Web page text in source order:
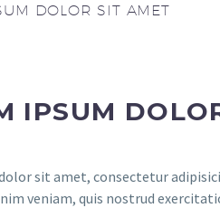
DOLOR SIT AMET
IPSUM
sit amet, consectetur
veniam, quis nostrud